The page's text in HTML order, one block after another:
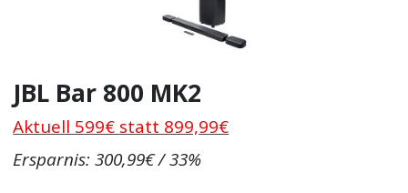
JBL Bar 800 MK2
Aktuell 599€ statt 899,99€
Ersparnis: 300,99€ / 33%